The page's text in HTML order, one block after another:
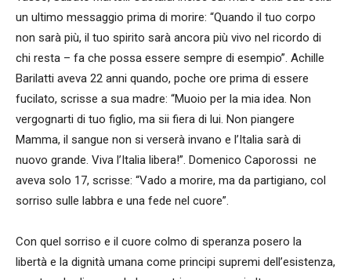
un ultimo messaggio prima di morire: “Quando il tuo corpo
non sarà più, il tuo spirito sarà ancora più vivo nel ricordo di
chi resta – fa che possa essere sempre di esempio”. Achille
Barilatti aveva 22 anni quando, poche ore prima di essere
fucilato, scrisse a sua madre: “Muoio per la mia idea. Non
vergognarti di tuo figlio, ma sii fiera di lui. Non piangere
Mamma, il sangue non si verserà invano e l’Italia sarà di
nuovo grande. Viva l’Italia libera!”. Domenico Caporossi ne
aveva solo 17, scrisse: “Vado a morire, ma da partigiano, col
sorriso sulle labbra e una fede nel cuore”.
Con quel sorriso e il cuore colmo di speranza posero la
libertà e la dignità umana come principi supremi dell’esistenza,